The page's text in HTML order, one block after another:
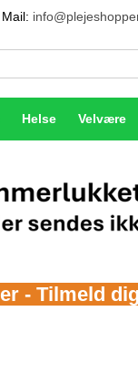
Mail:
Helse Velvære
- Tilmeld